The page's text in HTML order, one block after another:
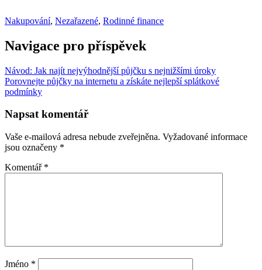
Nakupování, Nezařazené, Rodinné finance
Navigace pro příspěvek
Návod: Jak najít nejvýhodnější půjčku s nejnižšími úroky
Porovnejte půjčky na internetu a získáte nejlepší splátkové
podmínky
Napsat komentář
Vaše e-mailová adresa nebude zveřejněna. Vyžadované informace
jsou označeny *
Komentář *
Jméno *